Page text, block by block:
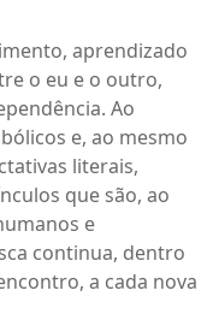
aprendizado
o eu e o outro,
Ao
e, ao mesmo
literais,
que são, ao
e
continua, dentro
a cada nova